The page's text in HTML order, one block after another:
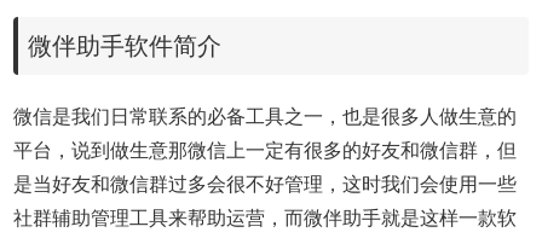
微伴助手软件简介
微信是我们日常联系的必备工具之一，也是很多人做生意的
平台，说到做生意那微信上一定有很多的好友和微信群，但
是当好友和微信群过多会很不好管理，这时我们会使用一些
社群辅助管理工具来帮助运营，而微伴助手就是这样一款软